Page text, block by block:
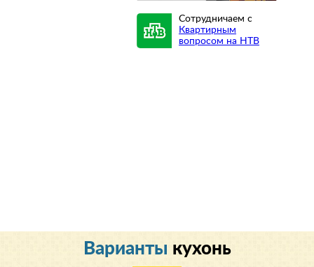
Сотрудничаем с
Квартирным
вопросом на НТВ
Варианты кухонь